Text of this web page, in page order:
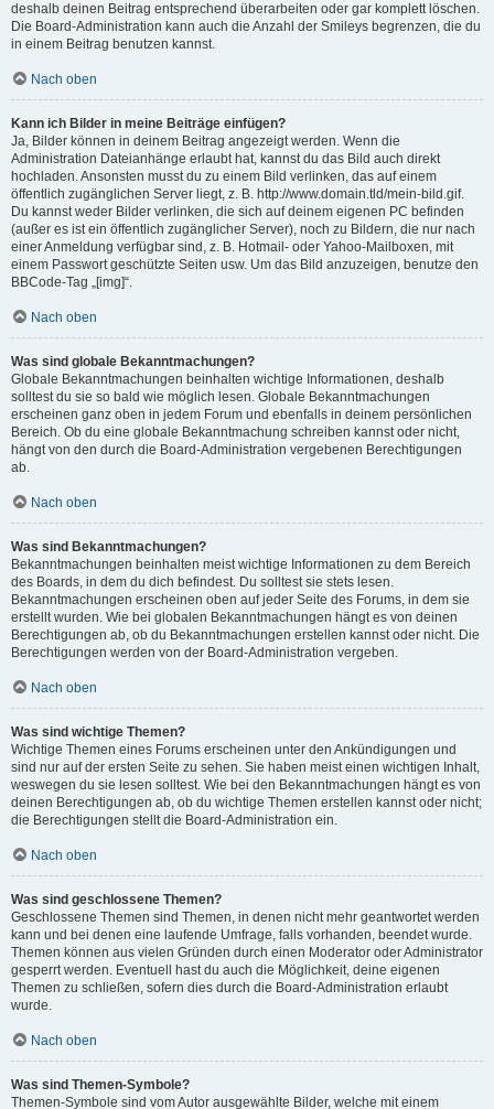
deshalb deinen Beitrag entsprechend überarbeiten oder gar komplett löschen.
Die Board-Administration kann auch die Anzahl der Smileys begrenzen, die du
in einem Beitrag benutzen kannst.
Nach oben
Kann ich Bilder in meine Beiträge einfügen?
Ja, Bilder können in deinem Beitrag angezeigt werden. Wenn die
Administration Dateianhänge erlaubt hat, kannst du das Bild auch direkt
hochladen. Ansonsten musst du zu einem Bild verlinken, das auf einem
öffentlich zugänglichen Server liegt, z. B. http://www.domain.tld/mein-bild.gif.
Du kannst weder Bilder verlinken, die sich auf deinem eigenen PC befinden
(außer es ist ein öffentlich zugänglicher Server), noch zu Bildern, die nur nach
einer Anmeldung verfügbar sind, z. B. Hotmail- oder Yahoo-Mailboxen, mit
einem Passwort geschützte Seiten usw. Um das Bild anzuzeigen, benutze den
BBCode-Tag „[img]“.
Nach oben
Was sind globale Bekanntmachungen?
Globale Bekanntmachungen beinhalten wichtige Informationen, deshalb
solltest du sie so bald wie möglich lesen. Globale Bekanntmachungen
erscheinen ganz oben in jedem Forum und ebenfalls in deinem persönlichen
Bereich. Ob du eine globale Bekanntmachung schreiben kannst oder nicht,
hängt von den durch die Board-Administration vergebenen Berechtigungen
ab.
Nach oben
Was sind Bekanntmachungen?
Bekanntmachungen beinhalten meist wichtige Informationen zu dem Bereich
des Boards, in dem du dich befindest. Du solltest sie stets lesen.
Bekanntmachungen erscheinen oben auf jeder Seite des Forums, in dem sie
erstellt wurden. Wie bei globalen Bekanntmachungen hängt es von deinen
Berechtigungen ab, ob du Bekanntmachungen erstellen kannst oder nicht. Die
Berechtigungen werden von der Board-Administration vergeben.
Nach oben
Was sind wichtige Themen?
Wichtige Themen eines Forums erscheinen unter den Ankündigungen und
sind nur auf der ersten Seite zu sehen. Sie haben meist einen wichtigen Inhalt,
weswegen du sie lesen solltest. Wie bei den Bekanntmachungen hängt es von
deinen Berechtigungen ab, ob du wichtige Themen erstellen kannst oder nicht;
die Berechtigungen stellt die Board-Administration ein.
Nach oben
Was sind geschlossene Themen?
Geschlossene Themen sind Themen, in denen nicht mehr geantwortet werden
kann und bei denen eine laufende Umfrage, falls vorhanden, beendet wurde.
Themen können aus vielen Gründen durch einen Moderator oder Administrator
gesperrt werden. Eventuell hast du auch die Möglichkeit, deine eigenen
Themen zu schließen, sofern dies durch die Board-Administration erlaubt
wurde.
Nach oben
Was sind Themen-Symbole?
Themen-Symbole sind vom Autor ausgewählte Bilder, welche mit einem